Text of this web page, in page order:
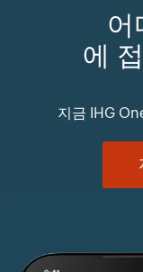
어
에
지금 IHG